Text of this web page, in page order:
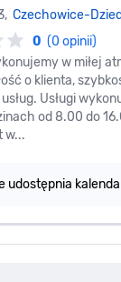
Czechowice-
0 (0 opinii)
w miłej
o klienta,
Usługi
od 8.00 do
w...
udostępnia